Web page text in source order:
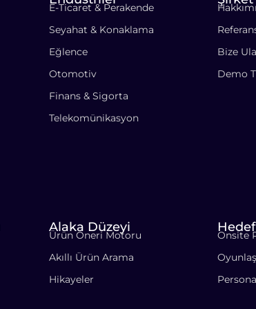
E-Ticaret & Perakende
Seyahat & Konaklama
Eğlence
Otomotiv
Finans & Sigorta
Telekomünikasyon
Bize
Demo
Alaka Düzeyi
Ürün Öneri Motoru
Akıllı Ürün Arama
Hikayeler
Onsite